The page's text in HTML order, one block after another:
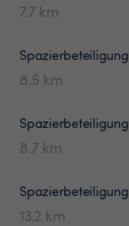
7.7 km
Spazierbeteiligung
8.5 km
Spazierbeteiligung
8.7 km
Spazierbeteiligung
13.2 km